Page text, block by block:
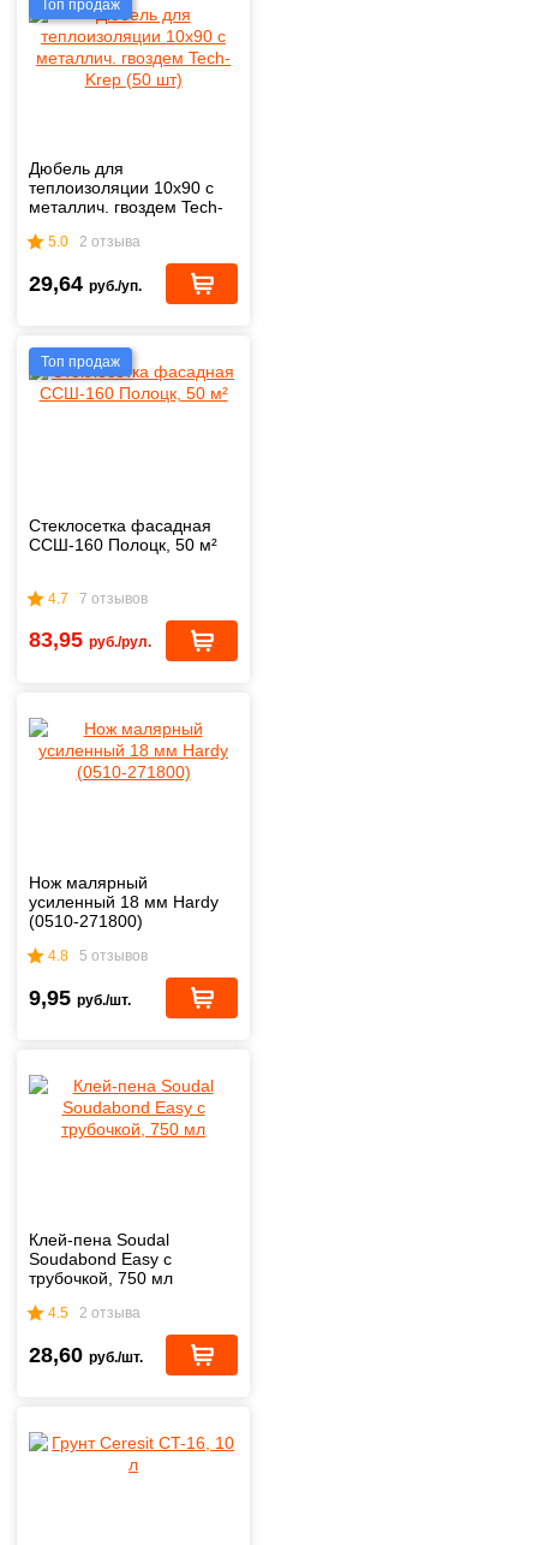
Топ продаж
Дюбель для
теплоизоляции 10х90 с
металлич. гвоздем Tech-
5.0 2 отзыва
29,64 руб./уп.
Топ продаж
Стеклосетка фасадная
ССШ-160 Полоцк, 50 м²
4.7 7 отзывов
83,95 руб./рул.
Нож малярный
усиленный 18 мм Hardy
(0510-271800)
4.8 5 отзывов
9,95 руб./шт.
Клей-пена Soudal
Soudabond Easy с
трубочкой, 750 мл
4.5 2 отзыва
28,60 руб./шт.